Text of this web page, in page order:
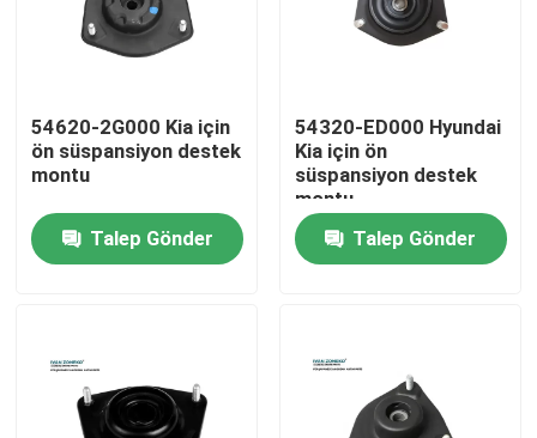
Ürün:% s
54620-2G000 Kia için
ön süspansiyon destek
montu
Talep Gönder
54320-ED000 Hyundai
Kia için ön
süspansiyon destek
montu
Talep Gönder